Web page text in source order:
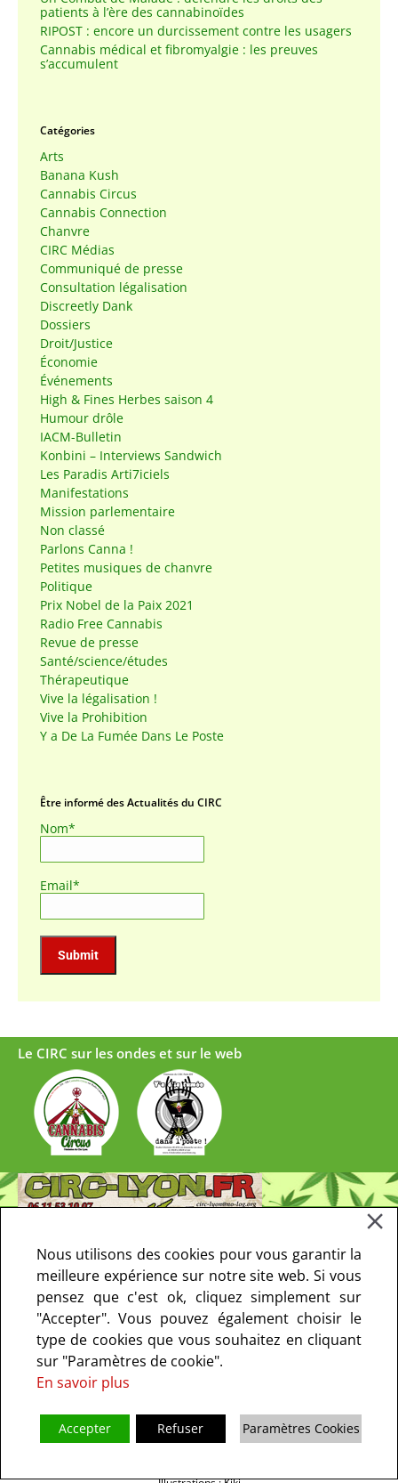
patients à l’ère des cannabinoïdes
RIPOST : encore un durcissement contre les usagers
Cannabis médical et fibromyalgie : les preuves
s’accumulent
Catégories
Arts
Banana Kush
Cannabis Circus
Cannabis Connection
Chanvre
CIRC Médias
Communiqué de presse
Consultation légalisation
Discreetly Dank
Dossiers
Droit/Justice
Économie
Événements
High & Fines Herbes saison 4
Humour drôle
IACM-Bulletin
Konbini – Interviews Sandwich
Les Paradis Arti7iciels
Manifestations
Mission parlementaire
Non classé
Parlons Canna !
Petites musiques de chanvre
Politique
Prix Nobel de la Paix 2021
Radio Free Cannabis
Revue de presse
Santé/science/études
Thérapeutique
Vive la légalisation !
Vive la Prohibition
Y a De La Fumée Dans Le Poste
Être informé des Actualités du CIRC
Nom*
Email*
Le CIRC sur les ondes et sur le web
Nous utilisons des cookies pour vous garantir la
meilleure expérience sur notre site web. Si vous
pensez que c'est ok, cliquez simplement sur
"Accepter". Vous pouvez également choisir le
type de cookies que vous souhaitez en cliquant
sur "Paramètres de cookie".
En savoir plus
Accepter Refuser Paramètres Cookies